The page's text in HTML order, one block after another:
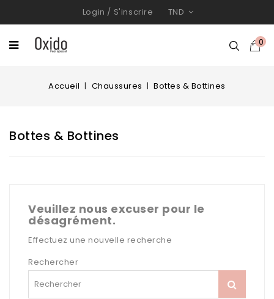
Login / S'inscrire TND
0
Accueil Chaussures Bottes & Bottines
Bottes & Bottines
Veuillez nous excuser pour le
désagrément.
Effectuez une nouvelle recherche
Rechercher